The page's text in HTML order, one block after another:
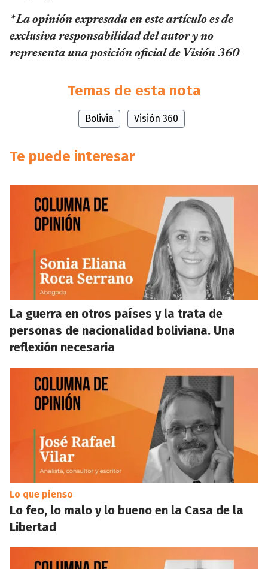
* La opinión expresada en este artículo es de
exclusiva responsabilidad del autor y no
representa una posición oficial de Visión 360
Temas de esta nota
Bolivia Visión 360
Te puede interesar
La guerra en otros países y la trata de
personas de nacionalidad boliviana. Una
reflexión necesaria
Lo que pienso
Lo feo, lo malo y lo bueno en la Casa de la
Libertad